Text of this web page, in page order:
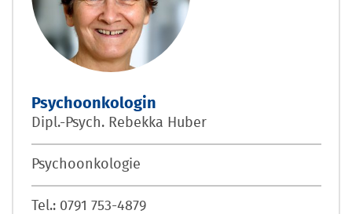
Psychoonkologin
Dipl.-Psych. Rebekka Huber
Psychoonkologie
Tel.: 0791 753-4879